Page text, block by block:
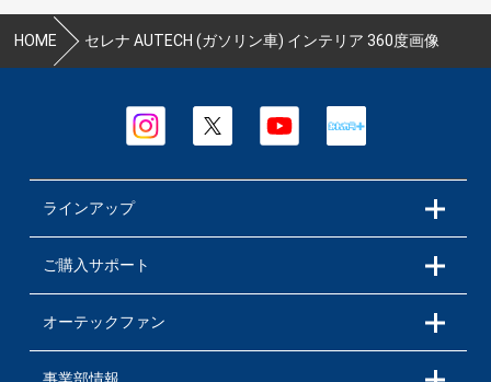
HOME セレナ AUTECH (ガソリン車) インテリア 360度画像
ラインアップ
ご購入サポート
オーテックファン